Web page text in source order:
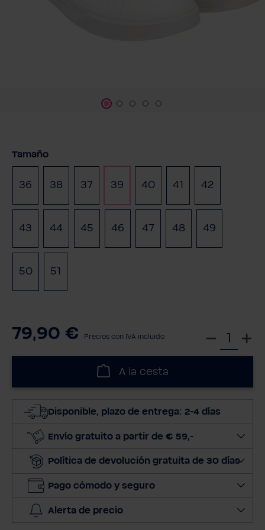
Seleccione
Tamaño
36 (Esta opción no está disponible en este momento.)
38 37 39 40 41 42
43 44 45 46 47 48 49
50 51
79,90 € Precios con IVA incluido
c
o
a
c
A la cesta
Disponible, plazo de entrega: 2-4 días
Envío gratuito a partir de € 59,-
Política de devolución gratuita de 30 días
Pago cómodo y seguro
Alerta de precio